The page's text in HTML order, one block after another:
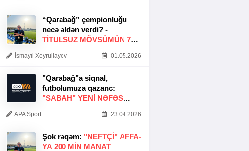
“Qarabağ” çempionluğu
necə əldən verdi? -
TITULSUZ MÖVSÜMÜN 7
İsmayıl Xeyrullayev 01.05.2026
"Qarabağ"a siqnal,
futbolumuza qazanc:
"SABAH" YENI NƏFƏS
APA Sport 23.04.2026
Şok rəqəm: "NEFTÇI" AFFA-
YA 200 MIN MANAT